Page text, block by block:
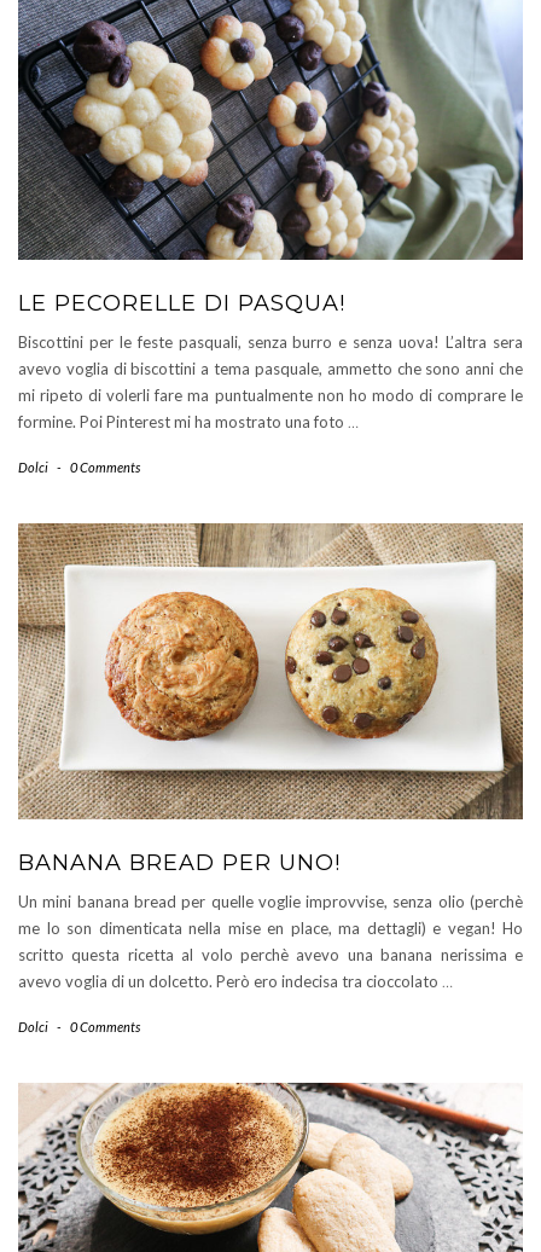
LE PECORELLE DI PASQUA!
Biscottini per le feste pasquali, senza burro e senza uova! L’altra sera
avevo voglia di biscottini a tema pasquale, ammetto che sono anni che
mi ripeto di volerli fare ma puntualmente non ho modo di comprare le
formine. Poi Pinterest mi ha mostrato una foto …
Dolci - 0 Comments
BANANA BREAD PER UNO!
Un mini banana bread per quelle voglie improvvise, senza olio (perchè
me lo son dimenticata nella mise en place, ma dettagli) e vegan! Ho
scritto questa ricetta al volo perchè avevo una banana nerissima e
avevo voglia di un dolcetto. Però ero indecisa tra cioccolato …
Dolci - 0 Comments